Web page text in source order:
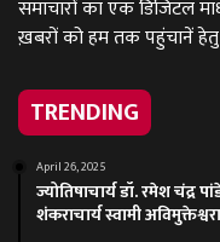
समाचारों का एक डिजिटल
ख़बरों को हम तक पहुंचानें
TRENDING
April 26, 2025
ज्योतिषाचार्य डॉ. रमेश चंद्र
शंकराचार्य स्वामी